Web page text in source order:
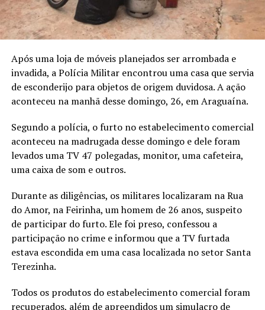
Após uma loja de móveis planejados ser arrombada e
invadida, a Polícia Militar encontrou uma casa que servia
de esconderijo para objetos de origem duvidosa. A ação
aconteceu na manhã desse domingo, 26, em Araguaína.
Segundo a polícia, o furto no estabelecimento comercial
aconteceu na madrugada desse domingo e dele foram
levados uma TV 47 polegadas, monitor, uma cafeteira,
uma caixa de som e outros.
Durante as diligências, os militares localizaram na Rua
do Amor, na Feirinha, um homem de 26 anos, suspeito
de participar do furto. Ele foi preso, confessou a
participação no crime e informou que a TV furtada
estava escondida em uma casa localizada no setor Santa
Terezinha.
Todos os produtos do estabelecimento comercial foram
recuperados, além de apreendidos um simulacro de